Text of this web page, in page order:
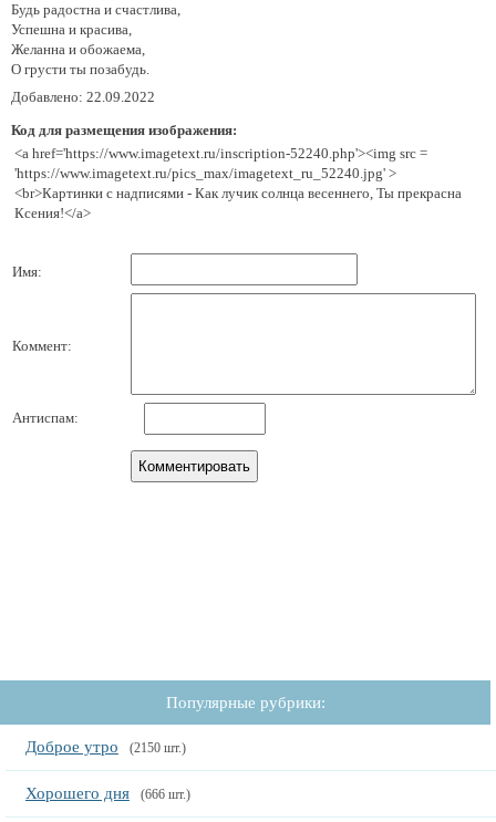
Будь радостна и счастлива,
Успешна и красива,
Желанна и обожаема,
О грусти ты позабудь.
Добавлено: 22.09.2022
Код для размещения изображения:
<a href='https://www.imagetext.ru/inscription-52240.php'><img src =
'https://www.imagetext.ru/pics_max/imagetext_ru_52240.jpg' >
<br>Картинки с надписями - Как лучик солнца весеннего, Ты прекрасна
Ксения!</a>
Имя:
Коммент:
Антиспам:
Популярные рубрики:
Доброе утро (2150 шт.)
Хорошего дня (666 шт.)